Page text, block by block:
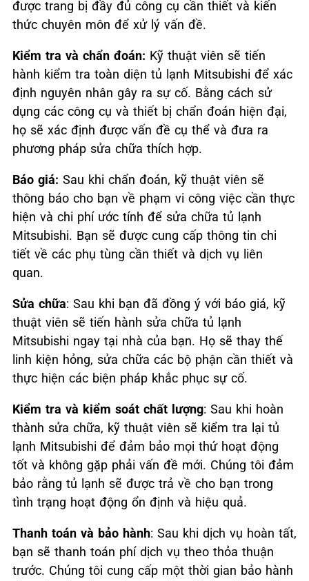
được trang bị đầy đủ công cụ cần thiết và kiến
thức chuyên môn để xử lý vấn đề.
Kiểm tra và chẩn đoán: Kỹ thuật viên sẽ tiến
hành kiểm tra toàn diện tủ lạnh Mitsubishi để xác
định nguyên nhân gây ra sự cố. Bằng cách sử
dụng các công cụ và thiết bị chẩn đoán hiện đại,
họ sẽ xác định được vấn đề cụ thể và đưa ra
phương pháp sửa chữa thích hợp.
Báo giá: Sau khi chẩn đoán, kỹ thuật viên sẽ
thông báo cho bạn về phạm vi công việc cần thực
hiện và chi phí ước tính để sửa chữa tủ lạnh
Mitsubishi. Bạn sẽ được cung cấp thông tin chi
tiết về các phụ tùng cần thiết và dịch vụ liên
quan.
Sửa chữa: Sau khi bạn đã đồng ý với báo giá, kỹ
thuật viên sẽ tiến hành sửa chữa tủ lạnh
Mitsubishi ngay tại nhà của bạn. Họ sẽ thay thế
linh kiện hỏng, sửa chữa các bộ phận cần thiết và
thực hiện các biện pháp khắc phục sự cố.
Kiểm tra và kiểm soát chất lượng: Sau khi hoàn
thành sửa chữa, kỹ thuật viên sẽ kiểm tra lại tủ
lạnh Mitsubishi để đảm bảo mọi thứ hoạt động
tốt và không gặp phải vấn đề mới. Chúng tôi đảm
bảo rằng tủ lạnh sẽ được trả về cho bạn trong
tình trạng hoạt động ổn định và hiệu quả.
Thanh toán và bảo hành: Sau khi dịch vụ hoàn tất,
bạn sẽ thanh toán phí dịch vụ theo thỏa thuận
trước. Chúng tôi cung cấp một thời gian bảo hành